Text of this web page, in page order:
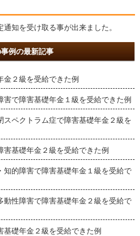
知を受け取る事が出来ました。
例の最新記事
金２級を受給できた例
害で障害基礎年金１級を受給できた例
スペクトラム症で障害基礎年金２級を
害基礎年金２級を受給できた例
知的障害で障害基礎年金１級を受給で
動性障害で障害基礎年金２級を受給で
基礎年金２級を受給できた例